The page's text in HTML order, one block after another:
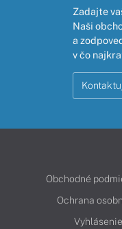
Zadajte
Naši
a
v čo
Obchodné
Ochrana